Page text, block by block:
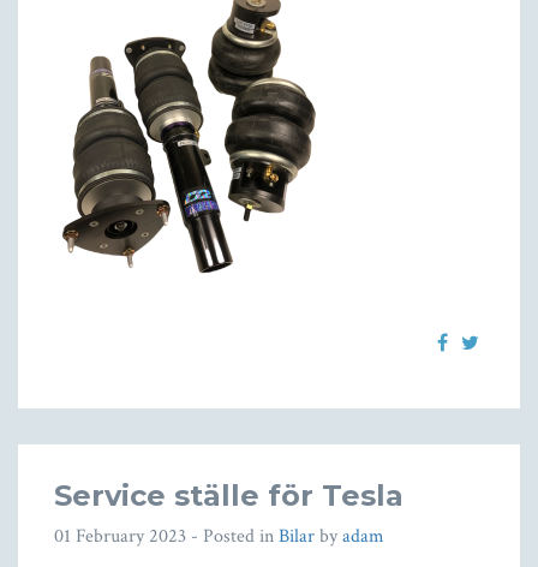
Service ställe för Tesla
01 February 2023 - Posted inBilarbyadam